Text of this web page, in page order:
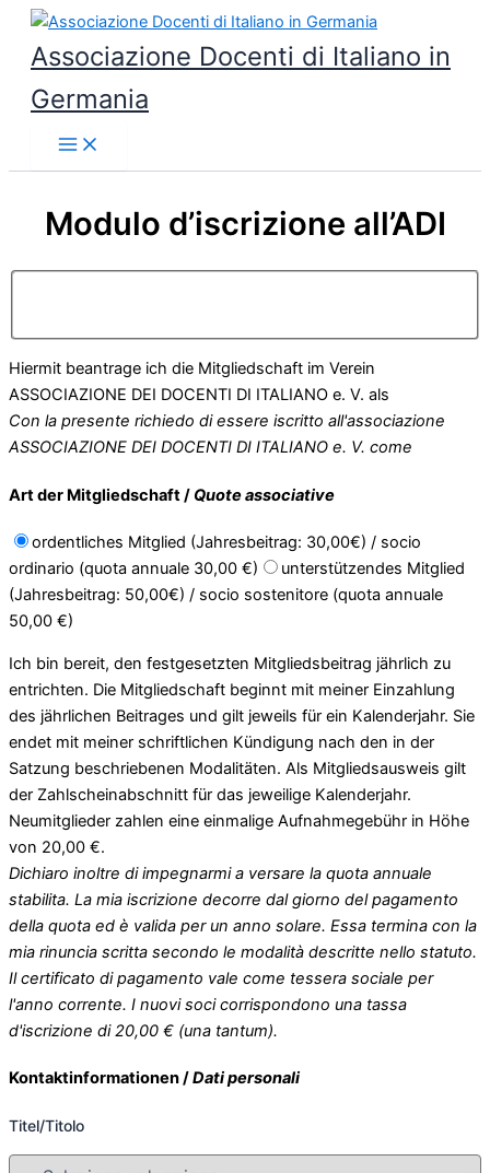
contenuto
Associazione Docenti di Italiano in
Germania
Modulo d’iscrizione all’ADI
Hiermit beantrage ich die Mitgliedschaft im Verein
ASSOCIAZIONE DEI DOCENTI DI ITALIANO e. V. als
Con la presente richiedo di essere iscritto all'associazione
ASSOCIAZIONE DEI DOCENTI DI ITALIANO e. V. come
Art der Mitgliedschaft / Quote associative
ordentliches Mitglied (Jahresbeitrag: 30,00€) / socio
ordinario (quota annuale 30,00 €)
unterstützendes Mitglied
(Jahresbeitrag: 50,00€) / socio sostenitore (quota annuale
50,00 €)
Ich bin bereit, den festgesetzten Mitgliedsbeitrag jährlich zu
entrichten. Die Mitgliedschaft beginnt mit meiner Einzahlung
des jährlichen Beitrages und gilt jeweils für ein Kalenderjahr. Sie
endet mit meiner schriftlichen Kündigung nach den in der
Satzung beschriebenen Modalitäten. Als Mitgliedsausweis gilt
der Zahlscheinabschnitt für das jeweilige Kalenderjahr.
Neumitglieder zahlen eine einmalige Aufnahmegebühr in Höhe
von 20,00 €.
Dichiaro inoltre di impegnarmi a versare la quota annuale
stabilita. La mia iscrizione decorre dal giorno del pagamento
della quota ed è valida per un anno solare. Essa termina con la
mia rinuncia scritta secondo le modalità descritte nello statuto.
Il certificato di pagamento vale come tessera sociale per
l'anno corrente. I nuovi soci corrispondono una tassa
d'iscrizione di 20,00 € (una tantum).
Kontaktinformationen /Dati personali
Titel/Titolo